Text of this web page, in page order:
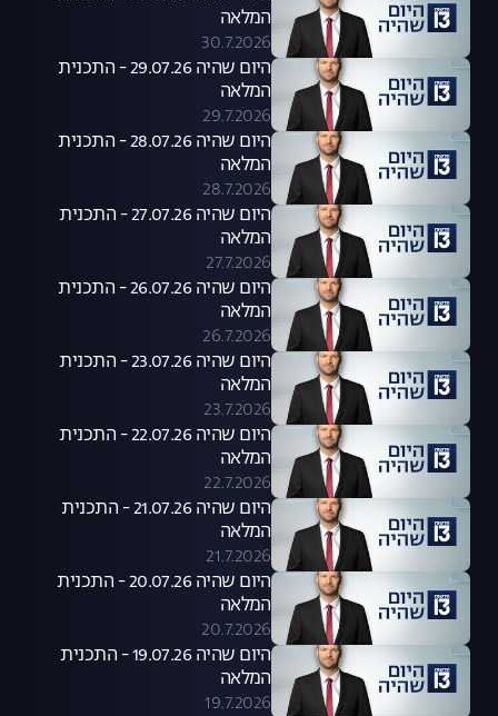
המלאה
30.7.2026
היום שהיה 29.07.26 - התכנית
המלאה
29.7.2026
היום שהיה 28.07.26 - התכנית
המלאה
28.7.2026
היום שהיה 27.07.26 - התכנית
המלאה
27.7.2026
היום שהיה 26.07.26 - התכנית
המלאה
26.7.2026
היום שהיה 23.07.26 - התכנית
המלאה
23.7.2026
היום שהיה 22.07.26 - התכנית
המלאה
22.7.2026
היום שהיה 21.07.26 - התכנית
המלאה
21.7.2026
היום שהיה 20.07.26 - התכנית
המלאה
20.7.2026
היום שהיה 19.07.26 - התכנית
המלאה
19.7.2026